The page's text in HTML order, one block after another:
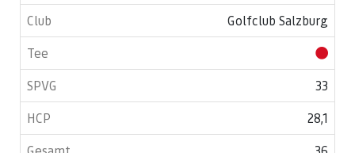
Golfclub Salzburg
33
28,1